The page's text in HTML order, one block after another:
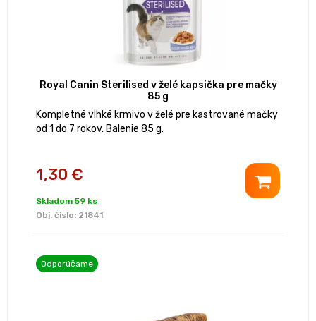
Royal Canin Sterilised v želé kapsička pre mačky
85 g
Kompletné vlhké krmivo v želé pre kastrované mačky
od 1 do 7 rokov. Balenie 85 g.
1,30 €
Skladom 59 ks
Obj. čislo: 21841
Odporúčame